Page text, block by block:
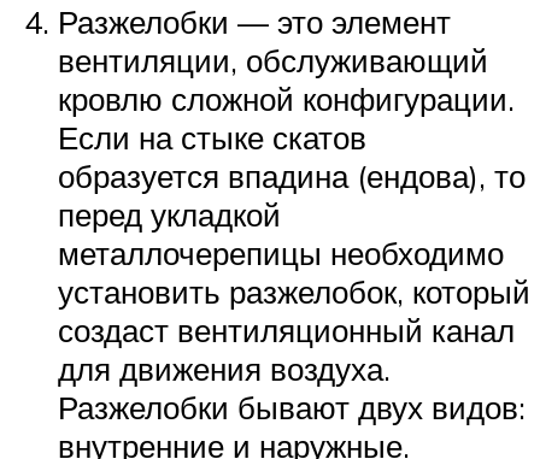
Разжелобки — это элемент
вентиляции, обслуживающий
кровлю сложной конфигурации.
Если на стыке скатов
образуется впадина (ендова), то
перед укладкой
металлочерепицы необходимо
установить разжелобок, который
создаст вентиляционный канал
для движения воздуха.
Разжелобки бывают двух видов:
внутренние и наружные.